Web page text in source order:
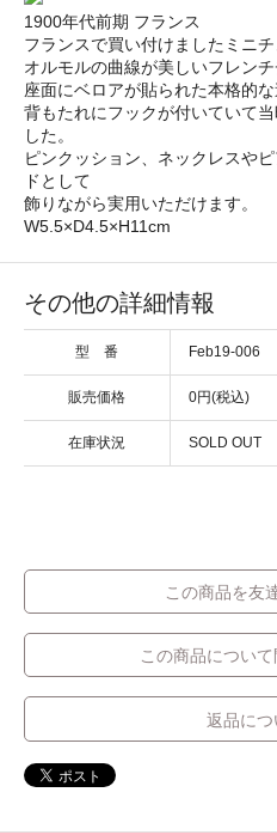
1900年代前期 フランス
フランスで買い付けましたミニチ
オルモルの曲線が美しいフレンチ
座面にベロアが貼られた本格的な
背もたれにフックが付いていて
した。
ピンクッション、ネックレスや
ドとして
飾りながら実用いただけます。
W5.5×D4.5×H11cm
その他の詳細情報
型 番 Feb19-006
販売価格 0円(税込)
在庫状況 SOLD OUT
この商品を友
この商品につい
返品につ